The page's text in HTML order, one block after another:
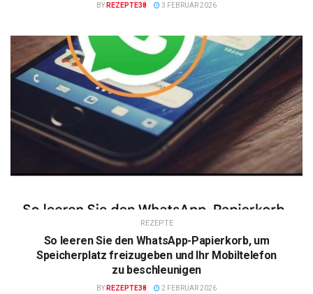
BY REZEPTE38 3 FEBRUAR 2026
REZEPTE
So leeren Sie den WhatsApp-Papierkorb, um
Speicherplatz freizugeben und Ihr Mobiltelefon
zu beschleunigen
BY REZEPTE38 2 FEBRUAR 2026